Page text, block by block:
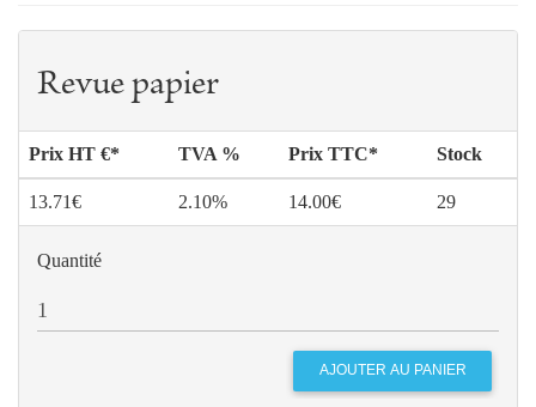
Revue papier
Prix HT €* TVA % Prix TTC* Stock
13.71€ 2.10% 14.00€ 29
Quantité